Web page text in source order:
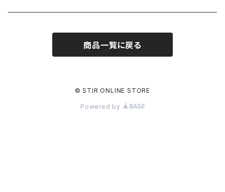
商品一覧に戻る
© STIR ONLINE STORE
Powered by